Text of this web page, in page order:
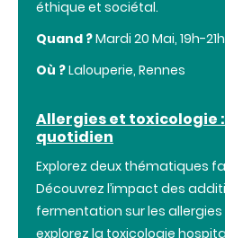
éthique et sociétal.
Quand ?Mardi 20 Mai, 19h-21h
Où ?Lalouperie, Rennes
Allergies et toxicologie
quotidien
Explorez deux thématiques
Découvrez l’impact des
fermentation sur les
explorez la toxicologie